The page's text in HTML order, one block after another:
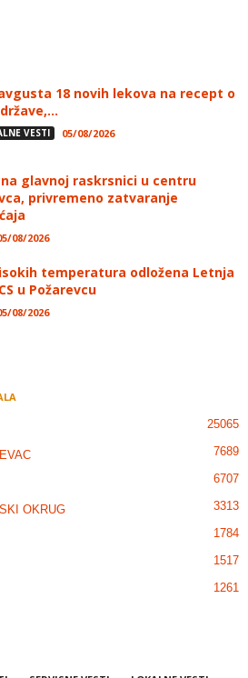
18 novih lekova na recept o
VESTI 05/08/2026
na glavnoj raskrsnici u centru
privremeno zatvaranje
08/2026
temperatura odložena Letnja
u Požarevcu
08/2026
25065
7689
6707
OKRUG 3313
1784
1517
1261